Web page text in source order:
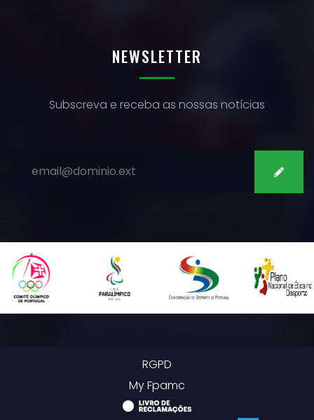
NEWSLETTER
Subscreva e receba as nossas notícias
RGPD
My Fpamc